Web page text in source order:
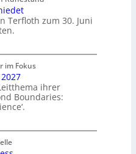
Terfloth zum 30. Juni
im Fokus
ihrer
Boundaries: